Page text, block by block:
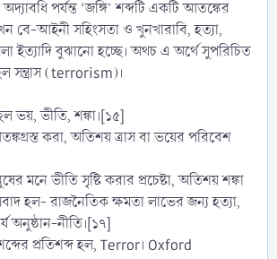
পর্যন্ত ‘জঙ্গি’ শব্দটি একটি আতঙ্কের
বে-আইনী সহিংসতা ও খুনখারাবি, হত্যা,
ইত্যাদি বুঝানো হচ্ছে। অথচ এ অর্থে সুপরিচিত
সন্ত্রাস (terrorism)।
হল ভয়, ভীতি, শঙ্কা।[১৫]
করা, অতিশয় ত্রাস বা ভয়ের পরিবেশ
মনে ভীতি সৃষ্টি করার প্রচেষ্টা, অতিশয় শঙ্কা
হল- রাজনৈতিক ক্ষমতা লাভের জন্য হত্যা,
অনুষ্ঠান-নীতি।[১৭]
শব্দের প্রতিশব্দ হল, Terror। Oxford